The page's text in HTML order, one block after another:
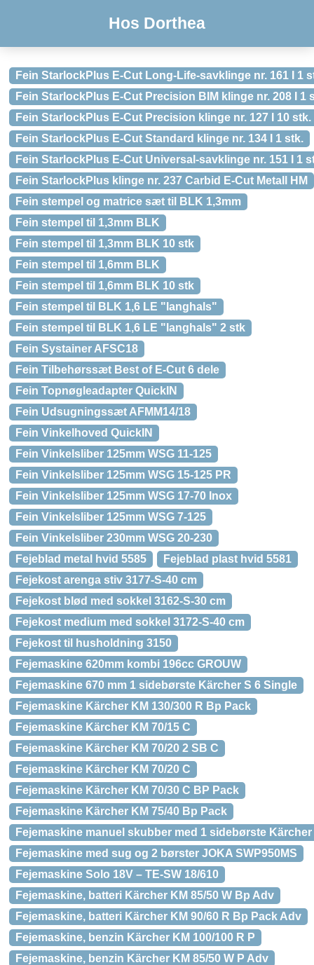
Hos Dorthea
Fein StarlockPlus E-Cut Long-Life-savklinge nr. 161 I 1
Fein StarlockPlus E-Cut Precision BIM klinge nr. 208 I 1
Fein StarlockPlus E-Cut Precision klinge nr. 127 I 10 stk.
Fein StarlockPlus E-Cut Standard klinge nr. 134 I 1 stk.
Fein StarlockPlus E-Cut Universal-savklinge nr. 151 I 1
Fein StarlockPlus klinge nr. 237 Carbid E-Cut Metall HM
Fein stempel og matrice sæt til BLK 1,3mm
Fein stempel til 1,3mm BLK
Fein stempel til 1,3mm BLK 10 stk
Fein stempel til 1,6mm BLK
Fein stempel til 1,6mm BLK 10 stk
Fein stempel til BLK 1,6 LE "langhals"
Fein stempel til BLK 1,6 LE "langhals" 2 stk
Fein Systainer AFSC18
Fein Tilbehørssæt Best of E-Cut 6 dele
Fein Topnøgleadapter QuickIN
Fein Udsugningssæt AFMM14/18
Fein Vinkelhoved QuickIN
Fein Vinkelsliber 125mm WSG 11-125
Fein Vinkelsliber 125mm WSG 15-125 PR
Fein Vinkelsliber 125mm WSG 17-70 Inox
Fein Vinkelsliber 125mm WSG 7-125
Fein Vinkelsliber 230mm WSG 20-230
Fejeblad metal hvid 5585
Fejeblad plast hvid 5581
Fejekost arenga stiv 3177-S-40 cm
Fejekost blød med sokkel 3162-S-30 cm
Fejekost medium med sokkel 3172-S-40 cm
Fejekost til husholdning 3150
Fejemaskine 620mm kombi 196cc GROUW
Fejemaskine 670 mm 1 sidebørste Kärcher S 6 Single
Fejemaskine Kärcher KM 130/300 R Bp Pack
Fejemaskine Kärcher KM 70/15 C
Fejemaskine Kärcher KM 70/20 2 SB C
Fejemaskine Kärcher KM 70/20 C
Fejemaskine Kärcher KM 70/30 C BP Pack
Fejemaskine Kärcher KM 75/40 Bp Pack
Fejemaskine manuel skubber med 1 sidebørste Kärcher
Fejemaskine med sug og 2 børster JOKA SWP950MS
Fejemaskine Solo 18V – TE-SW 18/610
Fejemaskine, batteri Kärcher KM 85/50 W Bp Adv
Fejemaskine, batteri Kärcher KM 90/60 R Bp Pack Adv
Fejemaskine, benzin Kärcher KM 100/100 R P
Fejemaskine, benzin Kärcher KM 85/50 W P Adv